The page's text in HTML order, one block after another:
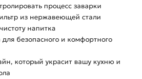
процесс заварки
из нержавеющей стали
напитка
безопасного и комфортного
который украсит вашу кухню и